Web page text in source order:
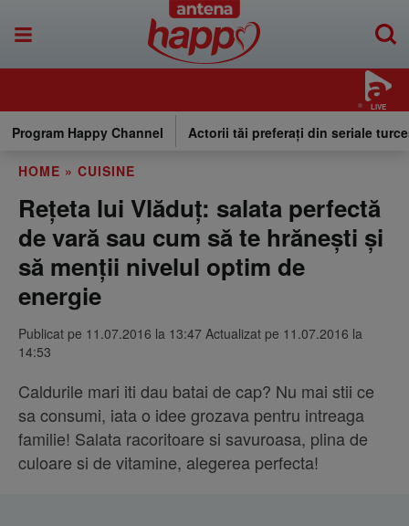
LIVE
Program Happy Channel Actorii tăi preferați din seriale
HOME » CUISINE
Rețeta lui Vlăduț: salata perfectă
de vară sau cum să te hrănești și
să menții nivelul optim de
energie
Publicat pe 11.07.2016 la 13:47 Actualizat pe 11.07.2016 la
14:53
Caldurile mari iti dau batai de cap? Nu mai stii ce
sa consumi, iata o idee grozava pentru intreaga
familie! Salata racoritoare si savuroasa, plina de
culoare si de vitamine, alegerea perfecta!